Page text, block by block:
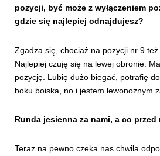
pozycji, być może z wyłączeniem
gdzie się najlepiej odnajdujesz?
Zgadza się, chociaż na pozycji nr 9 też
Najlepiej czuję się na lewej obronie.
pozycję. Lubię dużo biegać, potrafię
boku boiska, no i jestem lewonożnym
Runda jesienna za nami, a co przed
Teraz na pewno czeka nas chwila